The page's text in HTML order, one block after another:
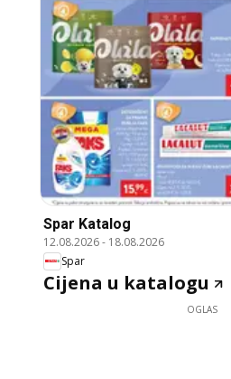
Spar Katalog
12.08.2026- 18.08.2026
Spar
Cijena u katalogu
OGLAS